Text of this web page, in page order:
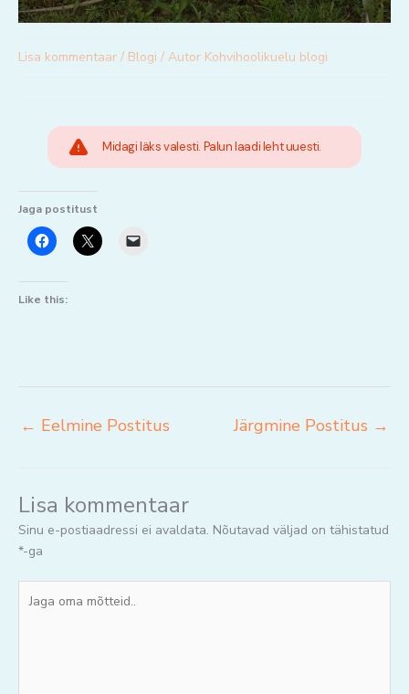
Lisa kommentaar / Blogi / Autor Kohvihoolikuelu blogi
Midagi läks valesti. Palun laadi leht uuesti.
Jaga postitust
Like this:
← Eelmine Postitus Järgmine Postitus →
Lisa kommentaar
Sinu e-postiaadressi ei avaldata. Nõutavad väljad on tähistatud
*-ga
oma